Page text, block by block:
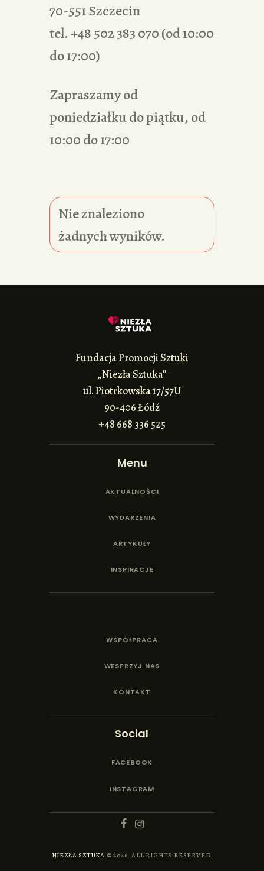
70-551 Szczecin
tel. +48 502 383 070 (od 10:00
do 17:00)
Zapraszamy od
poniedziałku do piątku, od
10:00 do 17:00
Nie znaleziono
żadnych wyników.
Fundacja Promocji Sztuki
„Niezła Sztuka”
ul. Piotrkowska 17/57U
90-406 Łódź
+48 668 336 525
Menu
AKTUALNOŚCI
WYDARZENIA
ARTYKUŁY
INSPIRACJE
WSPÓŁPRACA
WESPRZYJ NAS
KONTAKT
Social
FACEBOOK
INSTAGRAM
NIEZŁA SZTUKA © 2026. ALL RIGHTS RESERVED.